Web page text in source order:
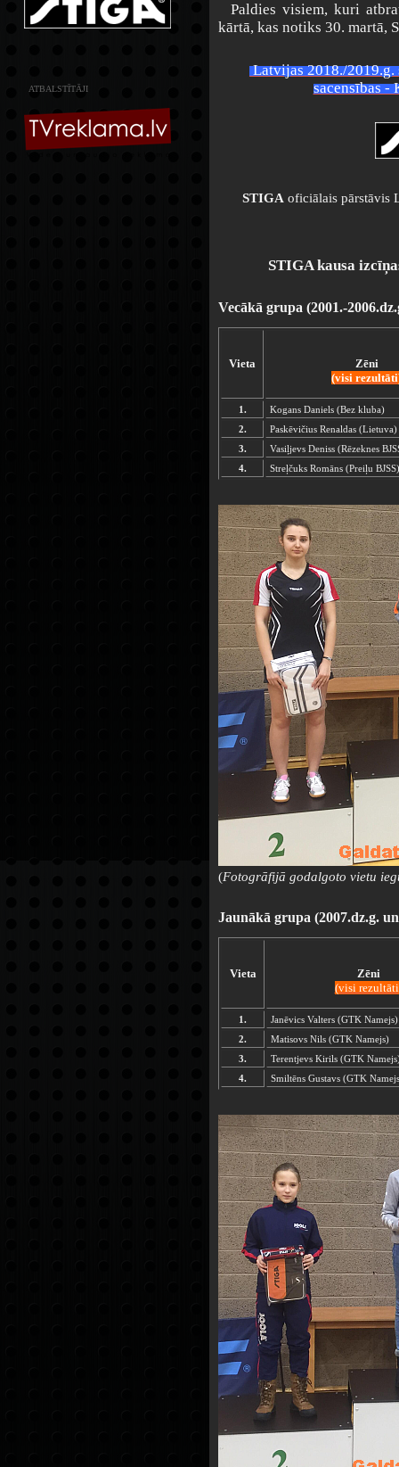
ATBALSTĪTĀJI
Paldies visiem, kuri
kārtā, kas notiks 30. martā,
Latvijas 2018./2019.g.
sacensības -
STIGA oficiālais
STIGA kausa
Vecākā grupa (2001.-
Vieta
Zēni
(visi
1.
Kogans Daniels (Bez kluba)
2.
Paskēvičius Renaldas (Lietuva)
3.
Vasiļjevs Deniss (Rēzeknes
4.
Streļčuks Romāns (Preiļu BJSS)
(Fotogrāfijā godalgoto vietu
Jaunākā grupa (2007.dz.g.
Vieta
Zēni
(visi
1.
Janēvics Valters (GTK Namejs)
2.
Matisovs Nils (GTK Namejs)
3.
Terentjevs Kirils (GTK
4.
Smiltēns Gustavs (GTK